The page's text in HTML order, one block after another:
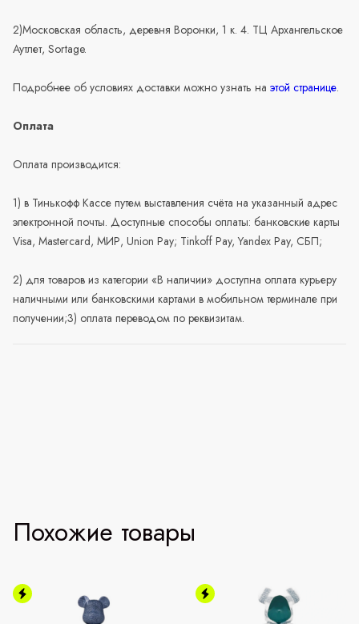
2)Московская область, деревня Воронки, 1 к. 4. ТЦ Архангельское
Аутлет, Sortage.
Подробнее об условиях доставки можно узнать на этой странице.
Оплата
Оплата производится:
1) в Тинькофф Кассе путем выставления счёта на указанный адрес
электронной почты. Доступные способы оплаты: банковские карты
Visa, Mastercard, МИР, Union Pay; Tinkoff Pay, Yandex Pay, СБП;
2) для товаров из категории «В наличии» доступна оплата курьеру
наличными или банковскими картами в мобильном терминале при
получении;3) оплата переводом по реквизитам.
Похожие товары